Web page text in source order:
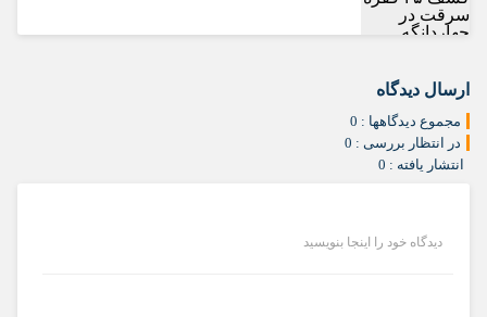
ارسال دیدگاه
مجموع دیدگاهها : 0
در انتظار بررسی : 0
انتشار یافته : 0
دیدگاه خود را اینجا بنویسید